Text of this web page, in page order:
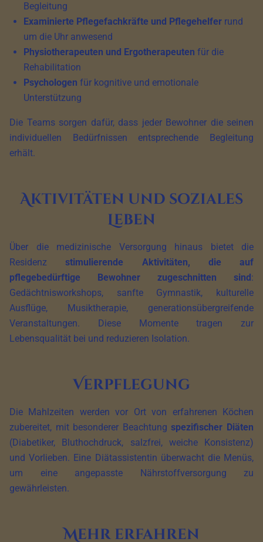
Begleitung
Examinierte Pflegefachkräfte und Pflegehelfer rund
um die Uhr anwesend
Physiotherapeuten und Ergotherapeuten für die
Rehabilitation
Psychologen für kognitive und emotionale
Unterstützung
Die Teams sorgen dafür, dass jeder Bewohner die seinen
individuellen Bedürfnissen entsprechende Begleitung
erhält.
Aktivitäten und soziales
Leben
Über die medizinische Versorgung hinaus bietet die
Residenzstimulierende Aktivitäten, die auf
pflegebedürftige Bewohner zugeschnitten sind :
Gedächtnisworkshops, sanfte Gymnastik, kulturelle
Ausflüge, Musiktherapie, generationsübergreifende
Veranstaltungen. Diese Momente tragen zur
Lebensqualität bei und reduzieren Isolation.
Verpflegung
Die Mahlzeiten werden vor Ort von erfahrenen Köchen
zubereitet, mit besonderer Beachtungspezifischer Diäten
(Diabetiker, Bluthochdruck, salzfrei, weiche Konsistenz)
und Vorlieben. Eine Diätassistentin überwacht die Menüs,
um eine angepasste Nährstoffversorgung zu
gewährleisten.
Mehr erfahren